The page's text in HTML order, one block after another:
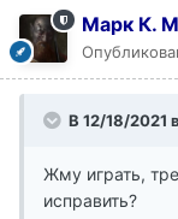
Марк К.
В 12/18/2021
Жму играть,
исправить?